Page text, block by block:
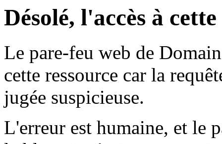
Désolé, l'accès à
Le pare-feu web de
cette ressource car la
jugée suspicieuse.
L'erreur est humaine, et le